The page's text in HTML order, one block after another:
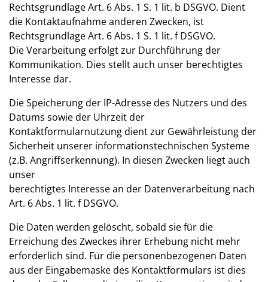
Rechtsgrundlage Art. 6 Abs. 1 S. 1 lit. b DSGVO. Dient
die Kontaktaufnahme anderen Zwecken, ist
Rechtsgrundlage Art. 6 Abs. 1 S. 1 lit. f DSGVO.
Die Verarbeitung erfolgt zur Durchführung der
Kommunikation. Dies stellt auch unser berechtigtes
Interesse dar.
Die Speicherung der IP-Adresse des Nutzers und des
Datums sowie der Uhrzeit der
Kontaktformularnutzung dient zur Gewährleistung der
Sicherheit unserer informationstechnischen Systeme
(z.B. Angriffserkennung). In diesen Zwecken liegt auch
unser
berechtigtes Interesse an der Datenverarbeitung nach
Art. 6 Abs. 1 lit. f DSGVO.
Die Daten werden gelöscht, sobald sie für die
Erreichung des Zweckes ihrer Erhebung nicht mehr
erforderlich sind. Für die personenbezogenen Daten
aus der Eingabemaske des Kontaktformulars ist dies